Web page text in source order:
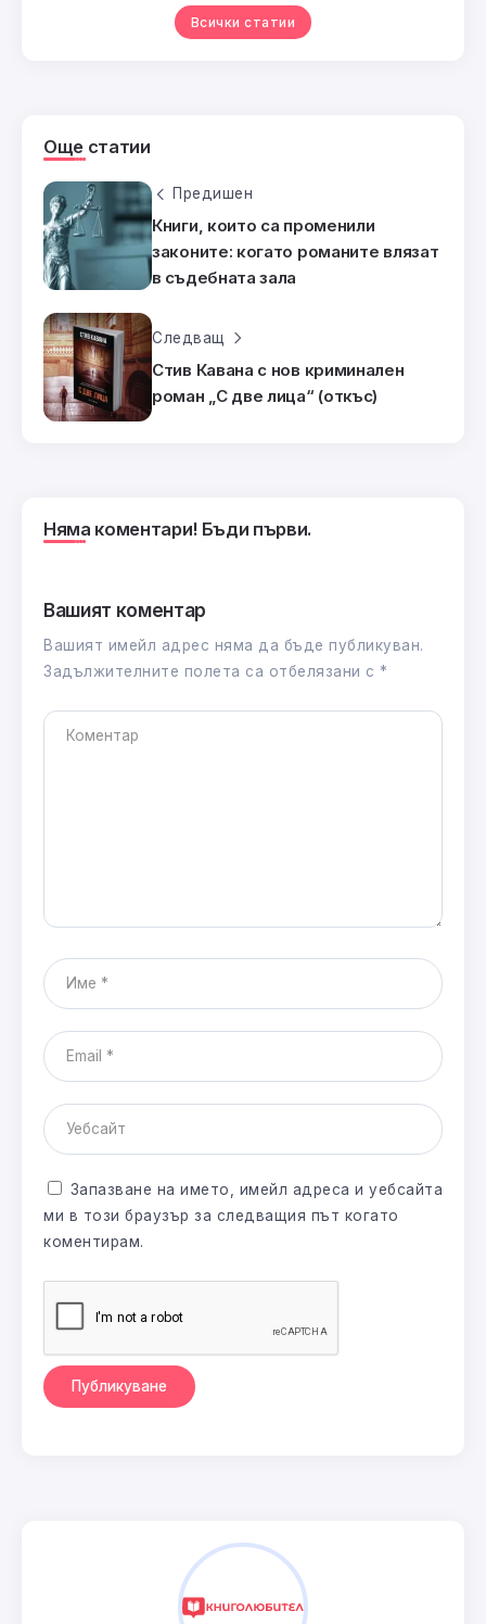
Всички статии
Още статии
Предишен
Книги, които са променили
законите: когато романите влязат
в съдебната зала
Следващ
Стив Кавана с нов криминален
роман „С две лица“ (откъс)
Няма коментари! Бъди първи.
Вашият коментар
Вашият имейл адрес няма да бъде публикуван.
Задължителните полета са отбелязани с *
Запазване на името, имейл адреса и уебсайта
ми в този браузър за следващия път когато
коментирам.